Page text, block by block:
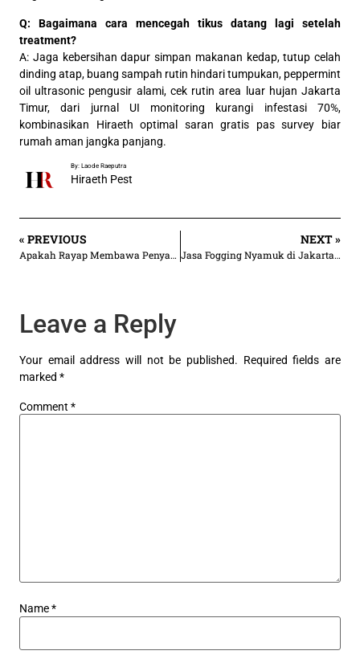
Q: Bagaimana cara mencegah tikus datang lagi setelah
treatment?
A: Jaga kebersihan dapur simpan makanan kedap, tutup celah
dinding atap, buang sampah rutin hindari tumpukan, peppermint
oil ultrasonic pengusir alami, cek rutin area luar hujan Jakarta
Timur, dari jurnal UI monitoring kurangi infestasi 70%,
kombinasikan Hiraeth optimal saran gratis pas survey biar
rumah aman jangka panjang.
By: Laode Raeputra
Hiraeth Pest
« PREVIOUS
Apakah Rayap Membawa Penyakit bagi Manusia? Ini Faktanya!
NEXT »
Jasa Fogging Nyamuk di Jakarta Timur | Mulai 2.500/an m²
Leave a Reply
Your email address will not be published. Required fields are
marked *
Comment *
Name*